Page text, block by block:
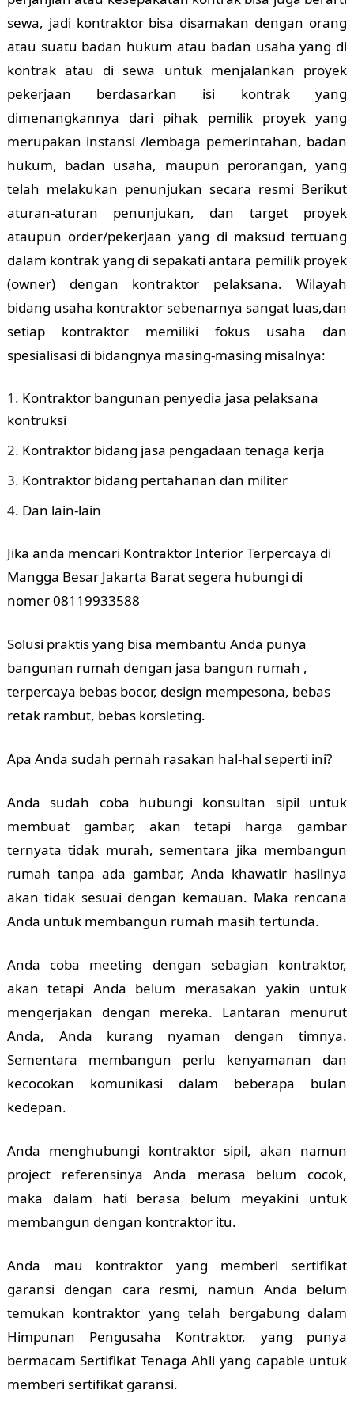
sewa, jadi kontraktor bisa disamakan dengan orang
atau suatu badan hukum atau badan usaha yang di
kontrak atau di sewa untuk menjalankan proyek
pekerjaan berdasarkan isi kontrak yang
dimenangkannya dari pihak pemilik proyek yang
merupakan instansi /lembaga pemerintahan, badan
hukum, badan usaha, maupun perorangan, yang
telah melakukan penunjukan secara resmi Berikut
aturan-aturan penunjukan, dan target proyek
ataupun order/pekerjaan yang di maksud tertuang
dalam kontrak yang di sepakati antara pemilik proyek
(owner) dengan kontraktor pelaksana. Wilayah
bidang usaha kontraktor sebenarnya sangat luas,dan
setiap kontraktor memiliki fokus usaha dan
spesialisasi di bidangnya masing-masing misalnya:
Kontraktor bangunan penyedia jasa pelaksana
kontruksi
Kontraktor bidang jasa pengadaan tenaga kerja
Kontraktor bidang pertahanan dan militer
Dan lain-lain
Jika anda mencari Kontraktor Interior Terpercaya di
Mangga Besar Jakarta Barat segera hubungi di
nomer 08119933588
Solusi praktis yang bisa membantu Anda punya
bangunan rumah dengan jasa bangun rumah ,
terpercaya bebas bocor, design mempesona, bebas
retak rambut, bebas korsleting.
Apa Anda sudah pernah rasakan hal-hal seperti ini?
Anda sudah coba hubungi konsultan sipil untuk
membuat gambar, akan tetapi harga gambar
ternyata tidak murah, sementara jika membangun
rumah tanpa ada gambar, Anda khawatir hasilnya
akan tidak sesuai dengan kemauan. Maka rencana
Anda untuk membangun rumah masih tertunda.
Anda coba meeting dengan sebagian kontraktor,
akan tetapi Anda belum merasakan yakin untuk
mengerjakan dengan mereka. Lantaran menurut
Anda, Anda kurang nyaman dengan timnya.
Sementara membangun perlu kenyamanan dan
kecocokan komunikasi dalam beberapa bulan
kedepan.
Anda menghubungi kontraktor sipil, akan namun
project referensinya Anda merasa belum cocok,
maka dalam hati berasa belum meyakini untuk
membangun dengan kontraktor itu.
Anda mau kontraktor yang memberi sertifikat
garansi dengan cara resmi, namun Anda belum
temukan kontraktor yang telah bergabung dalam
Himpunan Pengusaha Kontraktor, yang punya
bermacam Sertifikat Tenaga Ahli yang capable untuk
memberi sertifikat garansi.